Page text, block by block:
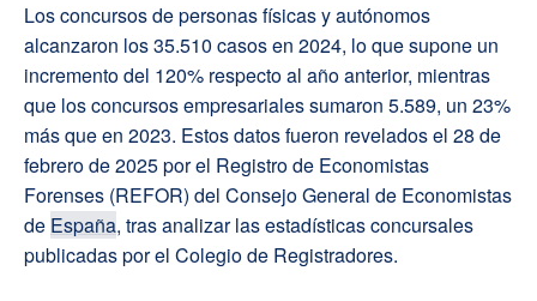
Los concursos de personas físicas y autónomos
alcanzaron los 35.510 casos en 2024, lo que supone un
incremento del 120% respecto al año anterior, mientras
que los concursos empresariales sumaron 5.589, un 23%
más que en 2023. Estos datos fueron revelados el 28 de
febrero de 2025 por el Registro de Economistas
Forenses (REFOR) del Consejo General de Economistas
de España, tras analizar las estadísticas concursales
publicadas por el Colegio de Registradores.